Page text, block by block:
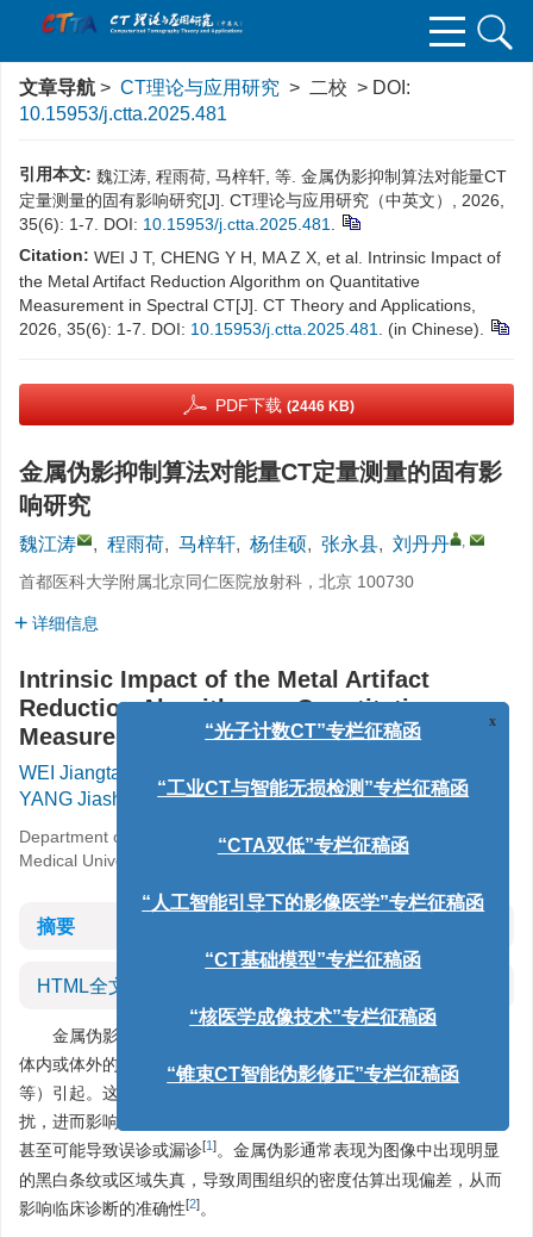
文章导航 > CT理论与应用研究 > 二校 > DOI:
10.15953/j.ctta.2025.481
引用本文: 魏江涛, 程雨荷, 马梓轩, 等. 金属伪影抑制算法对能量CT
定量测量的固有影响研究[J]. CT理论与应用研究（中英文）, 2026,
35(6): 1-7. DOI: 10.15953/j.ctta.2025.481
Citation: WEI J T, CHENG Y H, MA Z X, et al. Intrinsic Impact of
the Metal Artifact Reduction Algorithm on Quantitative
Measurement in Spectral CT[J]. CT Theory and Applications,
2026, 35(6): 1-7. DOI: 10.15953/j.ctta.2025.481 . (in Chinese).
PDF下载 (2446 KB)
金属伪影抑制算法对能量CT定量测量的固有影
响研究
魏江涛 , 程雨荷, 马梓轩, 杨佳硕, 张永县, 刘丹丹 ,
首都医科大学附属北京同仁医院放射科，北京 100730
详细信息
Intrinsic Impact of the Metal Artifact
Reduction Algorithm on Quantitative
Measurement in Spectral CT
WEI Jiangtao
YANG Jiashuo
ZHANG Yongxian, LIU Dandan ,
Department of Radiology, Beijing Tongren Hospital, Capital
Medical University, Beijing 100730, China
摘要
HTML全文
金属伪影是计算机断层扫描（CT）成像中的常见问题，通常由
体内或体外的金属物质（如人工关节、牙科填充物或心脏起搏器
等）引起。这些金属物质会在图像上产生各种非真实的阴影或干
扰，进而影响诊断过程，干扰临床医师对感兴趣区域组织的评估，
甚至可能导致误诊或漏诊[1]。金属伪影通常表现为图像中出现明显
的黑白条纹或区域失真，导致周围组织的密度估算出现偏差，从而
影响临床诊断的准确性[2]。
“光子计数CT”专栏征稿函
“工业CT与智能无损检测”专栏征稿函
“CTA双低”专栏征稿函
“人工智能引导下的影像医学”专栏征稿函
“CT基础模型”专栏征稿函
“核医学成像技术”专栏征稿函
“锥束CT智能伪影修正”专栏征稿函